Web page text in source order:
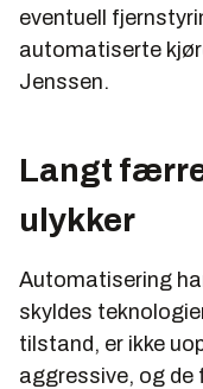
eventuell
automatiserte
Jenssen.
Langt
ulykker
Automatisering
skyldes
tilstand, er ikke
aggressive, og de